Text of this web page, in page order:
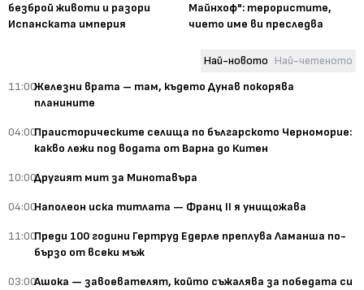
безброй животи и разори
Испанската империя
Майнхоф": терористите,
чието име ви преследва
Най-новото Най-четеното
11:00Железни врата – там, където Дунав покорява
планините
04:00Праисторическите селища по българското Черноморие:
какво лежи под водата от Варна до Китен
10:00Другият мит за Минотавъра
04:00Наполеон иска титлата — Франц II я унищожава
11:00Преди 100 години Гертруд Едерле преплува Ламанша по-
бързо от всеки мъж
03:00Ашока — завоевателят, който съжалява за победата си